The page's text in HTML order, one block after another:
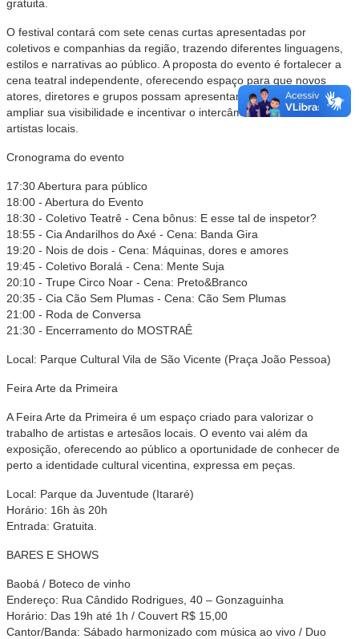
gratuita.
O festival contará com sete cenas curtas apresentadas por
coletivos e companhias da região, trazendo diferentes linguagens,
estilos e narrativas ao público. A proposta do evento é fortalecer a
cena teatral independente, oferecendo espaço para que novos
atores, diretores e grupos possam apresentar seus trabalhos,
ampliar sua visibilidade e incentivar o intercâmbio cultural entre
artistas locais.
Cronograma do evento
17:30 Abertura para público
18:00 - Abertura do Evento
18:30 - Coletivo Teatrê - Cena bônus: E esse tal de inspetor?
18:55 - Cia Andarilhos do Axé - Cena: Banda Gira
19:20 - Nois de dois - Cena: Máquinas, dores e amores
19:45 - Coletivo Boralá - Cena: Mente Suja
20:10 - Trupe Circo Noar - Cena: Preto&Branco
20:35 - Cia Cão Sem Plumas - Cena: Cão Sem Plumas
21:00 - Roda de Conversa
21:30 - Encerramento do MOSTRAÊ
Local: Parque Cultural Vila de São Vicente (Praça João Pessoa)
Feira Arte da Primeira
A Feira Arte da Primeira é um espaço criado para valorizar o
trabalho de artistas e artesãos locais. O evento vai além da
exposição, oferecendo ao público a oportunidade de conhecer de
perto a identidade cultural vicentina, expressa em peças.
Local: Parque da Juventude (Itararé)
Horário: 16h às 20h
Entrada: Gratuita.
BARES E SHOWS
Baobá / Boteco de vinho
Endereço: Rua Cândido Rodrigues, 40 – Gonzaguinha
Horário: Das 19h até 1h / Couvert R$ 15,00
Cantor/Banda: Sábado harmonizado com música ao vivo / Duo